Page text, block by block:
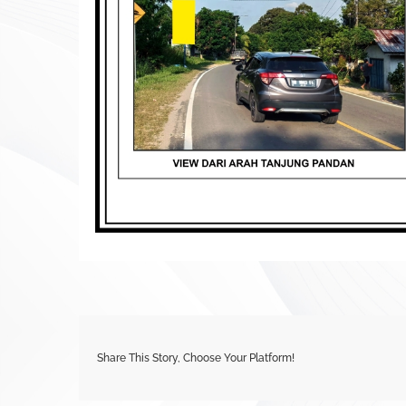
Share This Story, Choose Your Platform!